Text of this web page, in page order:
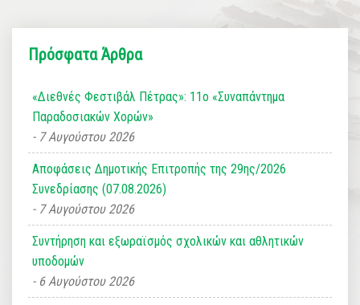
Πρόσφατα Άρθρα
«Διεθνές Φεστιβάλ Πέτρας»: 11ο «Συναπάντημα
Παραδοσιακών Χορών»
7 Αυγούστου 2026
Αποφάσεις Δημοτικής Επιτροπής της 29ης/2026
Συνεδρίασης (07.08.2026)
7 Αυγούστου 2026
Συντήρηση και εξωραϊσμός σχολικών και αθλητικών
υποδομών
6 Αυγούστου 2026